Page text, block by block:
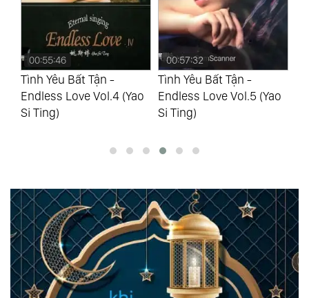
00:55:46
Tình Yêu Bất Tận -
Endless Love Vol.4 (Yao
Si Ting)
00:57:32
Tình Yêu Bất Tận -
Endless Love Vol.5 (Yao
Si Ting)